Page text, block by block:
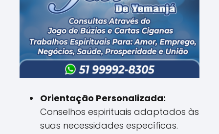
Orientação Personalizada:
Conselhos espirituais adaptados às
suas necessidades específicas.